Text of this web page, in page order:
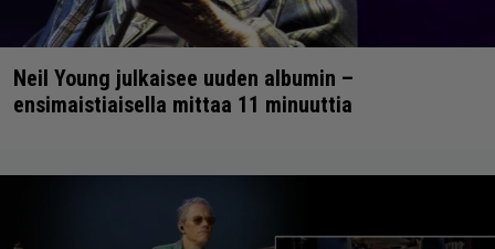
Neil Young julkaisee uuden albumin –
ensimaistiaisella mittaa 11 minuuttia